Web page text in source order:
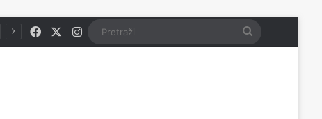
FacebookInstagram Pretraži